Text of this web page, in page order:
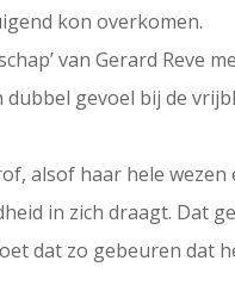
kon overkomen.
van Gerard Reve
gevoel bij de
alsof haar hele wezen
in zich draagt. Dat
dat zo gebeuren dat